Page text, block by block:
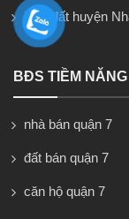
Nhà đất huyện
BĐS TIỀM NĂNG
nhà bán quận 7
đất bán quận 7
căn hộ quận 7